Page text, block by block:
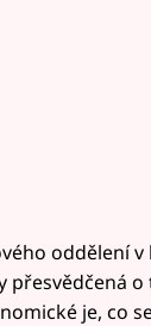
oddělení v
přesvědčená
je, co